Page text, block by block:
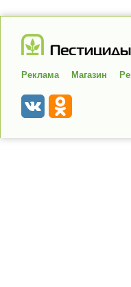
Реклама Магазин